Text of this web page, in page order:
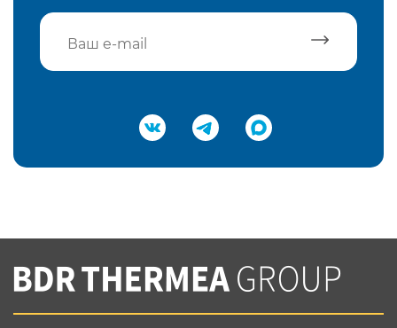
Подтвердить e-mail
Вы соглашаетесь с нашей политикой
конфеденциальности